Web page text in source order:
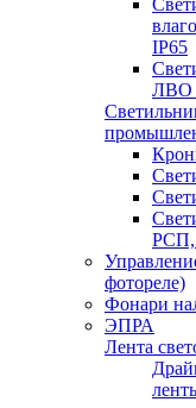
IP65
ЛВО
фотореле)
Фонари
ЭПРА
Лента